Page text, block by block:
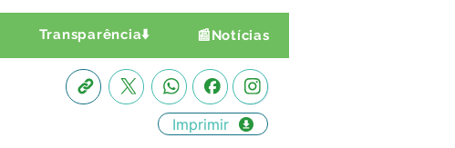
Transparência⬇️ 📰Notícias
Imprimir